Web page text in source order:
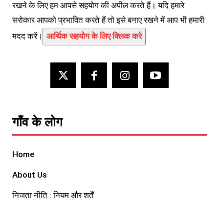
रखने के लिए हम आपसे सहयोग की अपील करते हैं। यदि हमारे
सरोकार आपको प्रभावित करते हैं तो इसे बनाए रखने में आप भी हमारी
मदद करें। आर्थिक सहयोग के लिए क्लिक करे
गाँव के लोग
Home
About Us
निजता नीति : नियम और शर्तें